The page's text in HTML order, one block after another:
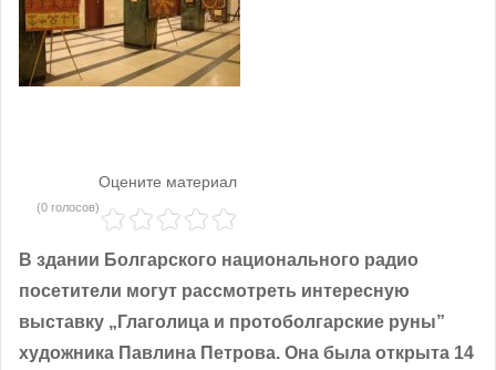
Оцените материал
(0 голосов)
В здании Болгарского национального радио
посетители могут рассмотреть интересную
выставку „Глаголица и протоболгарские руны”
художника Павлина Петрова. Она была открыта 14